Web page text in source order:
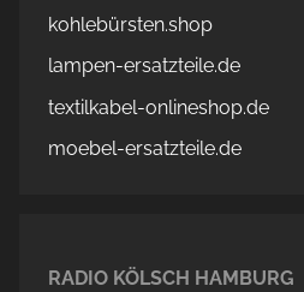
kohlebürsten.shop
lampen-ersatzteile.de
textilkabel-onlineshop.de
moebel-ersatzteile.de
RADIO KÖLSCH HAMBURG